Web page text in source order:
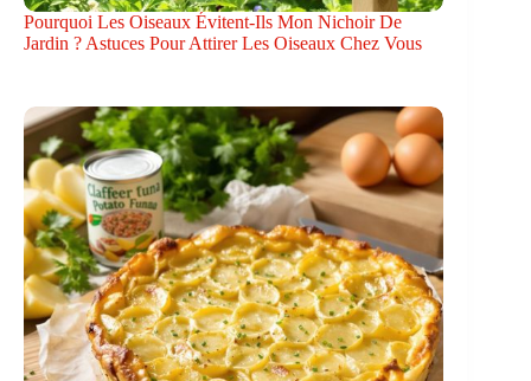
Pourquoi Les Oiseaux Évitent-Ils Mon Nichoir De
Jardin ? Astuces Pour Attirer Les Oiseaux Chez Vous